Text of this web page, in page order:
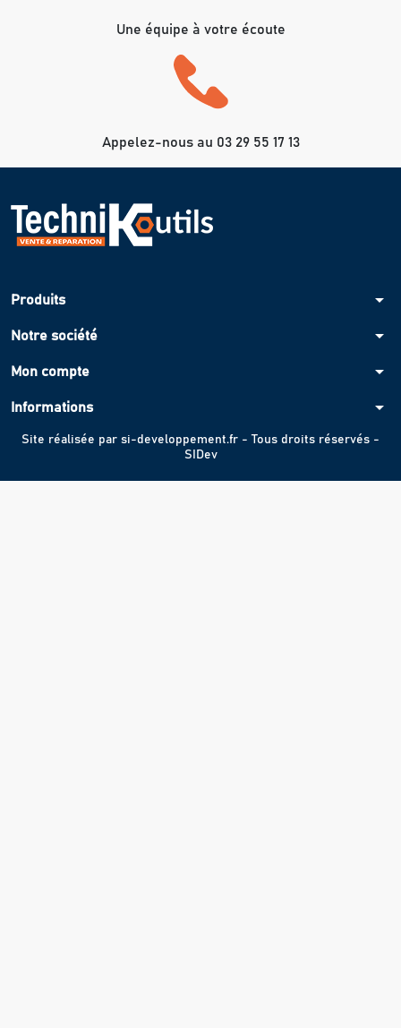
Une équipe à votre écoute
Appelez-nous au 03 29 55 17 13
Produits arrow_drop_down
Notre société arrow_drop_down
Mon compte arrow_drop_down
Informations arrow_drop_down
Site réalisée par si-developpement.fr - Tous droits réservés -
SIDev